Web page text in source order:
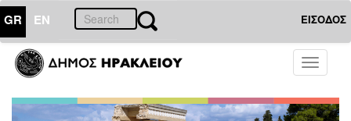
GR EN ΕΙΣΟΔΟΣ
Toggle
ΔΗΜΟΣ
Δελτία
Τύπου